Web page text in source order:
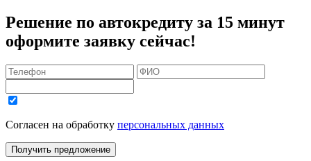
Решение по автокредиту за 15 минут
оформите заявку сейчас!
Согласен на обработку персональных данных
Получить предложение